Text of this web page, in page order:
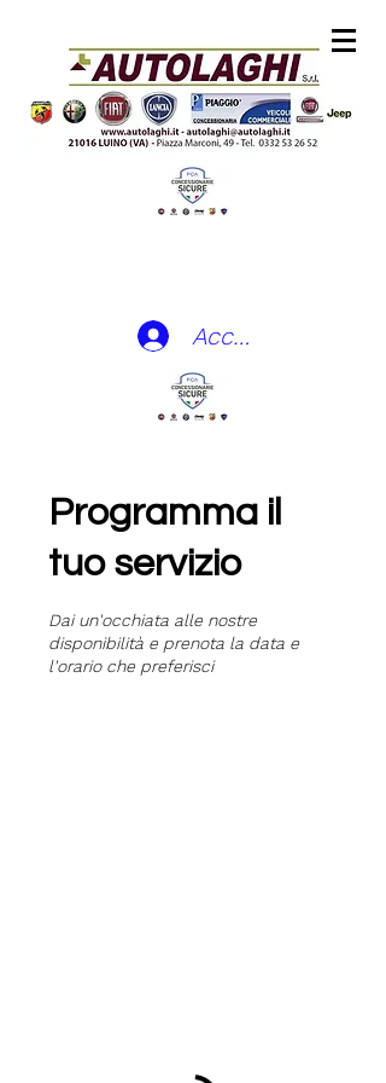
Accedi
Programma il
tuo servizio
Dai un'occhiata alle nostre
disponibilità e prenota la data e
l'orario che preferisci